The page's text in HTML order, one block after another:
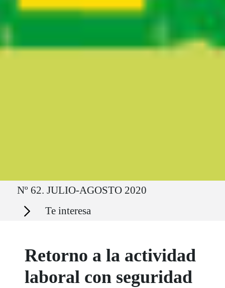
Ruta del sitio
Nº 62. JULIO-AGOSTO 2020
Secciones Te interesa
Retorno a la actividad
laboral con seguridad